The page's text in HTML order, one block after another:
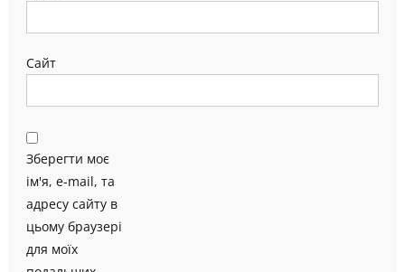
Сайт
Зберегти моє
ім'я, e-mail, та
адресу сайту в
цьому браузері
для моїх